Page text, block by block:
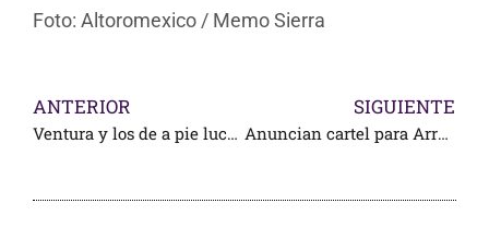
Foto: Altoromexico / Memo Sierra
ANTERIOR
Ventura y los de a pie lucen en Las Rozas
SIGUIENTE
Anuncian cartel para Arroyo: cuarta novillada